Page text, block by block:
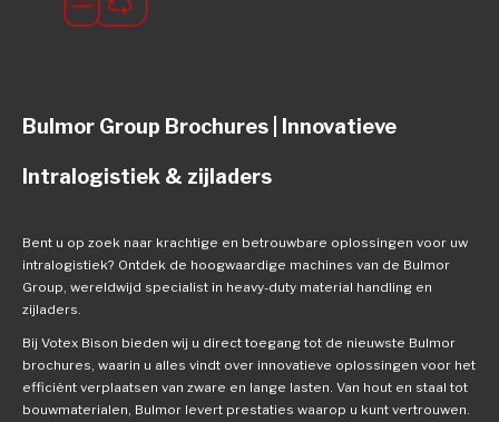
Bulmor Group Brochures | Innovatieve
Intralogistiek & zijladers
Bent u op zoek naar krachtige en betrouwbare oplossingen voor uw
intralogistiek? Ontdek de hoogwaardige machines van de Bulmor
Group, wereldwijd specialist in heavy-duty material handling en
zijladers.
Bij Votex Bison bieden wij u direct toegang tot de nieuwste Bulmor
brochures, waarin u alles vindt over innovatieve oplossingen voor het
efficiënt verplaatsen van zware en lange lasten. Van hout en staal tot
bouwmaterialen, Bulmor levert prestaties waarop u kunt vertrouwen.